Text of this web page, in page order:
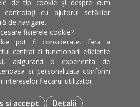
de tip cookie şi despre cum
cu ajutorul setărilor
de navigare.
fisierele cookie?
pot fi considerate, fara a
central al functionarii eficiente
asigurand o experienta de
si personalizata conform
intereselor fiecarui utilizator.
si accept Detalii
Ortodoxa Craiova © 2026, Toate
cu
Techguys.ro